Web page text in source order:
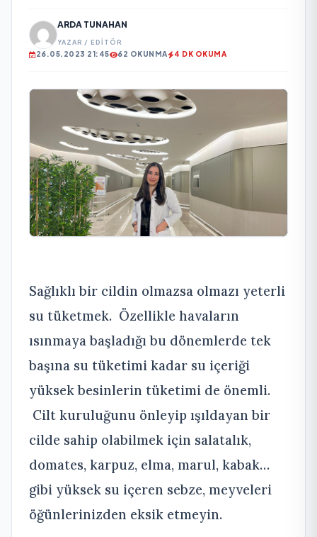
ARDA TUNAHAN
YAZAR / EDITÖR
26.05.2023 21:45 62 OKUNMA 4 DK OKUMA
Sağlıklı bir cildin olmazsa olmazı yeterli
su tüketmek. Özellikle havaların
ısınmaya başladığı bu dönemlerde tek
başına su tüketimi kadar su içeriği
yüksek besinlerin tüketimi de önemli.
Cilt kuruluğunu önleyip ışıldayan bir
cilde sahip olabilmek için salatalık,
domates, karpuz, elma, marul, kabak…
gibi yüksek su içeren sebze, meyveleri
öğünlerinizden eksik etmeyin.